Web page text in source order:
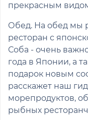
прекрасным
Обед. На обед мы
ресторан с
Соба - очень
года в Японии, а
подарок новым
расскажет наш
морепродуктов,
рыбных